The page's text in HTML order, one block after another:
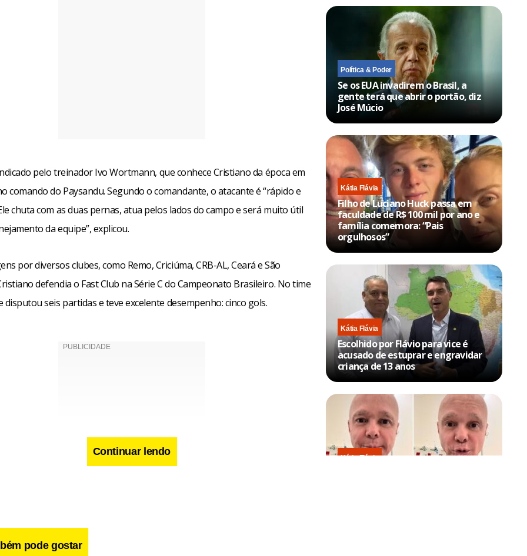
pelo treinador Ivo Wortmann, que conhece Cristiano da época em
comando do Paysandu. Segundo o comandante, o atacante é “rápido e
chuta com as duas pernas, atua pelos lados do campo e será muito útil
da equipe”, explicou.
por diversos clubes, como Remo, Criciúma, CRB-AL, Ceará e São
defendia o Fast Club na Série C do Campeonato Brasileiro. No time
disputou seis partidas e teve excelente desempenho: cinco gols.
Continuar lendo
pode gostar
Política & Poder
Se os EUA invadirem o Brasil, a
gente terá que abrir o portão, diz
José Múcio
Kátia Flávia
Filho de Luciano Huck passa em
faculdade de R$ 100 mil por ano e
família comemora: “Pais
orgulhosos”
Kátia Flávia
Escolhido por Flávio para vice é
acusado de estuprar e engravidar
criança de 13 anos
Kátia Flávia